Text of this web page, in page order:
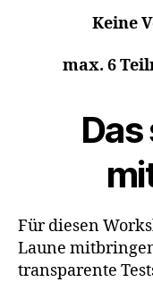
Keine
max. 6
Für diesen
Laune
transparente